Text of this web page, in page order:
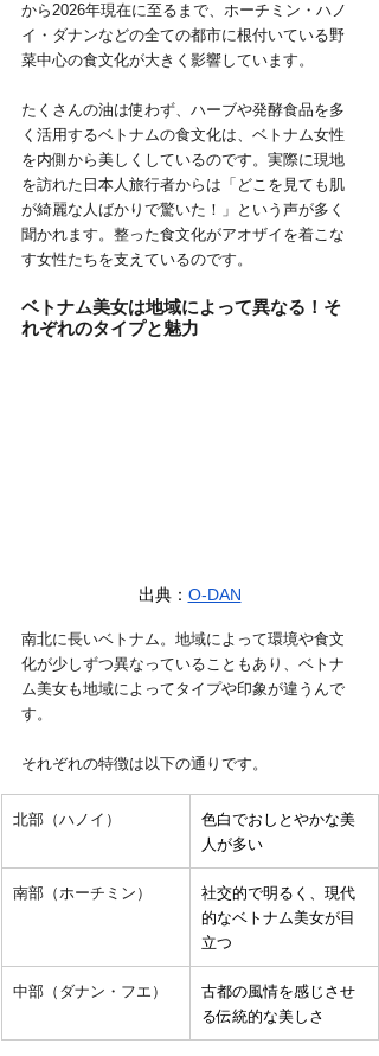
から2026年現在に至るまで、ホーチミン・ハノ
イ・ダナンなどの全ての都市に根付いている野
菜中心の食文化が大きく影響しています。
たくさんの油は使わず、ハーブや発酵食品を多
く活用するベトナムの食文化は、ベトナム女性
を内側から美しくしているのです。実際に現地
を訪れた日本人旅行者からは「どこを見ても肌
が綺麗な人ばかりで驚いた！」という声が多く
聞かれます。整った食文化がアオザイを着こな
す女性たちを支えているのです。
ベトナム美女は地域によって異なる！そ
れぞれのタイプと魅力
出典： O-DAN
南北に長いベトナム。地域によって環境や食文
化が少しずつ異なっていることもあり、ベトナ
ム美女も地域によってタイプや印象が違うんで
す。
それぞれの特徴は以下の通りです。
北部（ハノイ）
色白でおしとやかな美
人が多い
南部（ホーチミン）
社交的で明るく、現代
的なベトナム美女が目
立つ
中部（ダナン・フエ）
古都の風情を感じさせ
る伝統的な美しさ